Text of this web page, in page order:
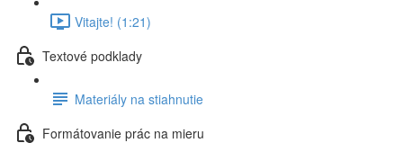
Vitajte! (1:21)
Textové podklady
Materiály na stiahnutie
Formátovanie prác na mieru